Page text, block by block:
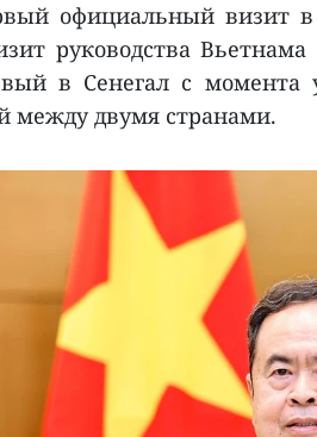
официальный визит
руководства
в Сенегал с момента
между двумя странами.